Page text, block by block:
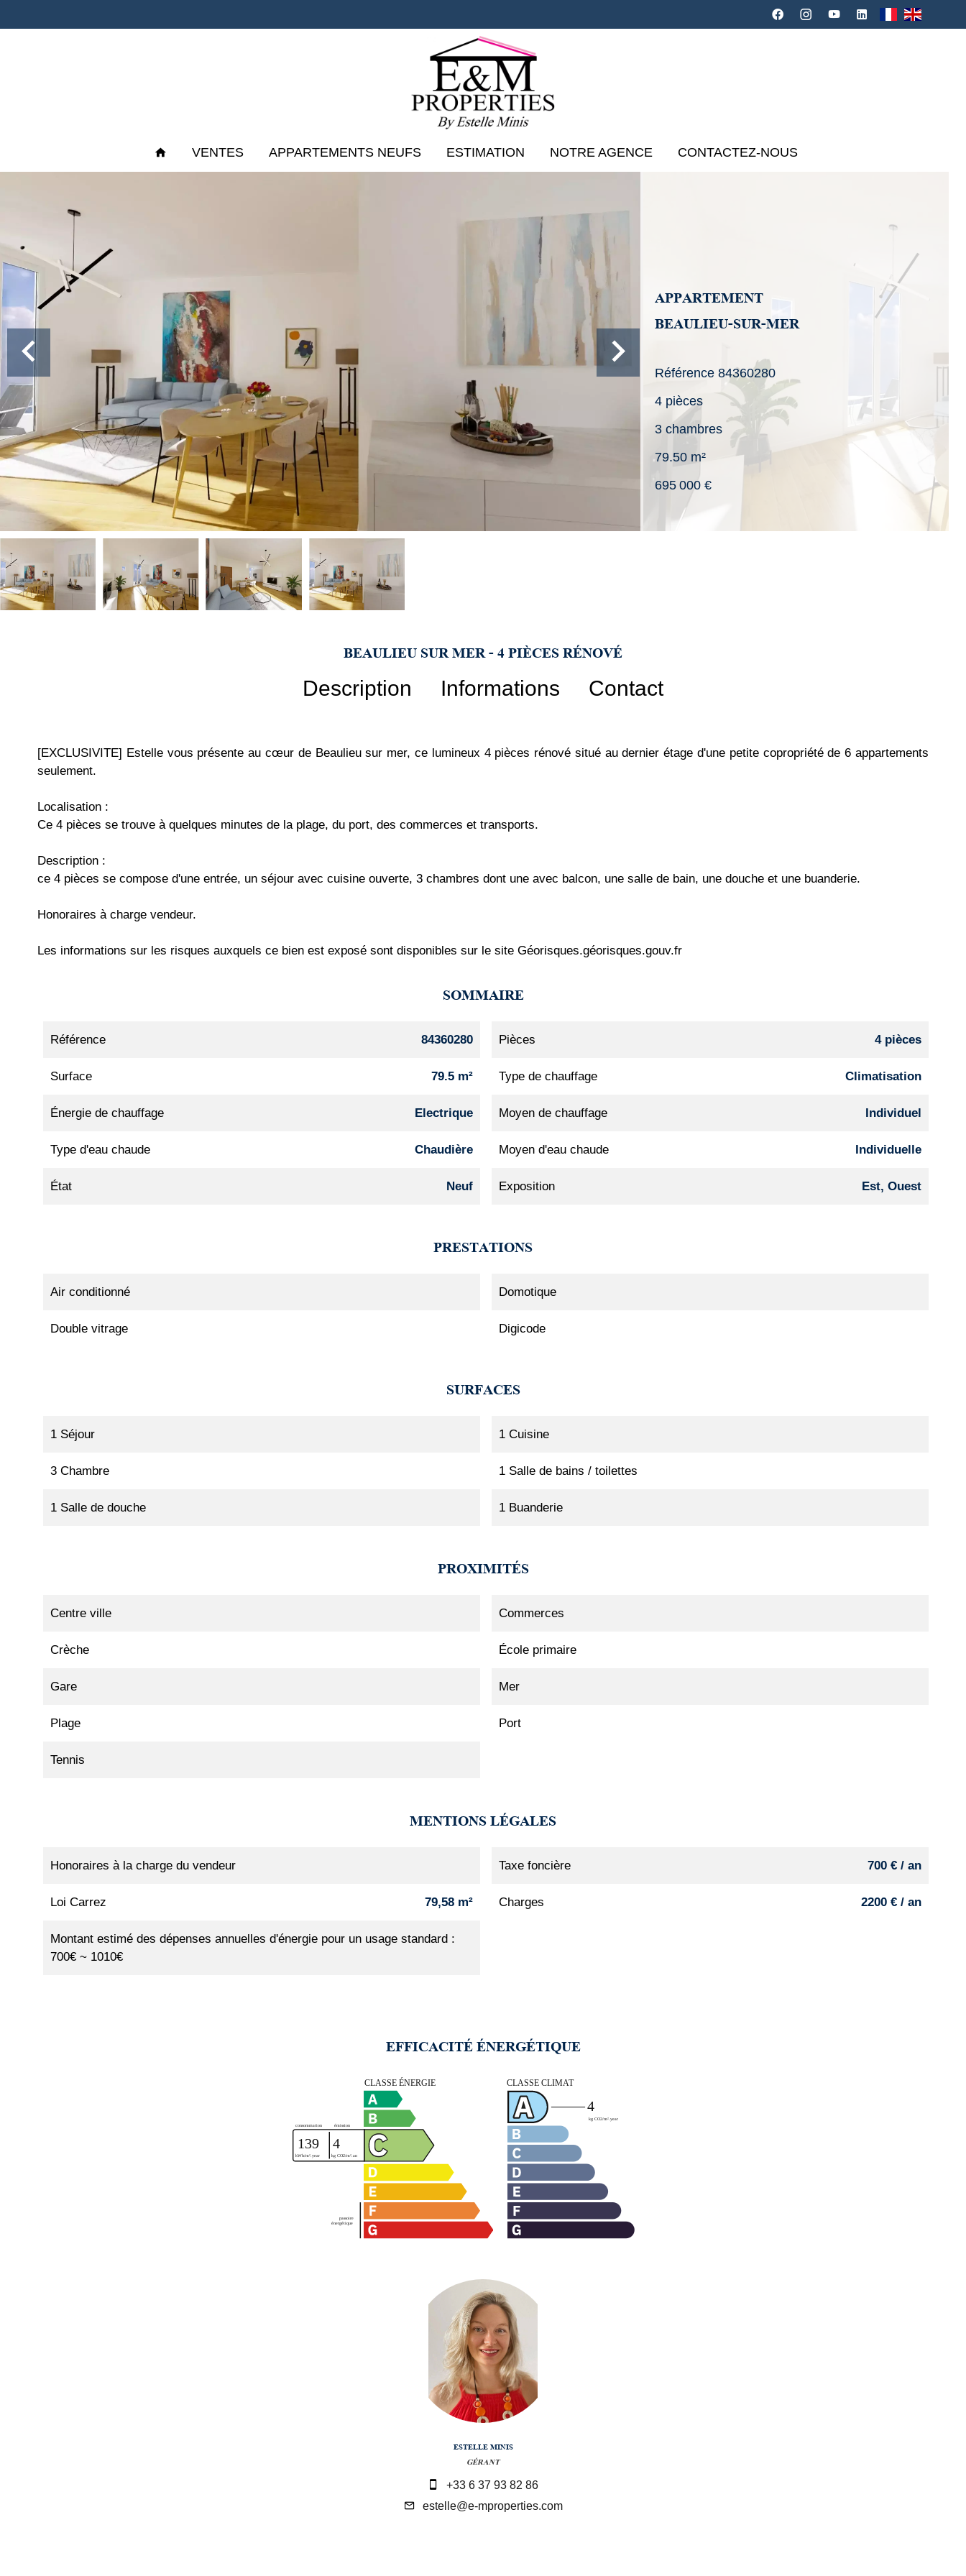
VENTES APPARTEMENTS NEUFS ESTIMATION NOTRE AGENCE CONTACTEZ-NOUS
APPARTEMENT
BEAULIEU-SUR-MER
Référence 84360280
4 pièces
3 chambres
79.50 m²
695 000 €
BEAULIEU SUR MER - 4 PIÈCES RÉNOVÉ
Description Informations Contact
[EXCLUSIVITE] Estelle vous présente au cœur de Beaulieu sur mer, ce lumineux 4 pièces rénové situé au dernier étage d'une petite copropriété de 6 appartements
seulement.
Localisation :
Ce 4 pièces se trouve à quelques minutes de la plage, du port, des commerces et transports.
Description :
ce 4 pièces se compose d'une entrée, un séjour avec cuisine ouverte, 3 chambres dont une avec balcon, une salle de bain, une douche et une buanderie.
Honoraires à charge vendeur.
Les informations sur les risques auxquels ce bien est exposé sont disponibles sur le site Géorisques.géorisques.gouv.fr
SOMMAIRE
Référence 84360280 Pièces 4 pièces
Surface 79.5 m² Type de chauffage Climatisation
Énergie de chauffage Electrique Moyen de chauffage Individuel
Type d'eau chaude Chaudière Moyen d'eau chaude Individuelle
État Neuf Exposition Est, Ouest
PRESTATIONS
Air conditionné Domotique
Double vitrage Digicode
SURFACES
1 Séjour 1 Cuisine
3 Chambre 1 Salle de bains / toilettes
1 Salle de douche 1 Buanderie
PROXIMITÉS
Centre ville Commerces
Crèche École primaire
Gare Mer
Plage Port
Tennis
MENTIONS LÉGALES
Honoraires à la charge du vendeur Taxe foncière 700 € / an
Loi Carrez 79,58 m² Charges 2200 € / an
Montant estimé des dépenses annuelles d'énergie pour un usage standard :
700€ ~ 1010€
EFFICACITÉ ÉNERGÉTIQUE
ESTELLE MINIS
GÉRANT
+33 6 37 93 82 86
estelle@e-mproperties.com